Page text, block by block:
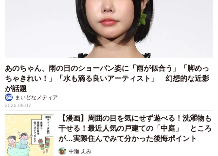
あのちゃん、雨の日のショーパン姿に「雨が似合う」「脚めっ
ちゃきれい！」「水も滴る良いアーティスト」 幻想的な近影
が話題
まいどなメディア
2026.08.07
【漫画】周囲の目を気にせず遊べる！洗濯物も
干せる！最近人気の戸建ての「中庭」 ところ
が…実際住んでみて分かった後悔ポイント
中瀬 えみ